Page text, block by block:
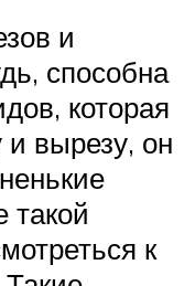
и
способна
которая
вырезу, он
к